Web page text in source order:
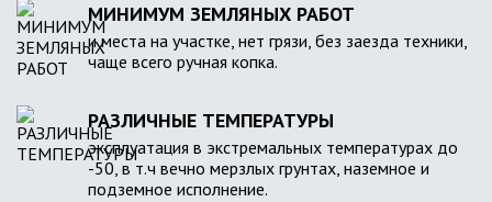
МИНИМУМ ЗЕМЛЯНЫХ РАБОТ
и места на участке, нет грязи, без заезда техники,
чаще всего ручная копка.
РАЗЛИЧНЫЕ ТЕМПЕРАТУРЫ
эксплуатация в экстремальных температурах до
-50, в т.ч вечно мерзлых грунтах, наземное и
подземное исполнение.